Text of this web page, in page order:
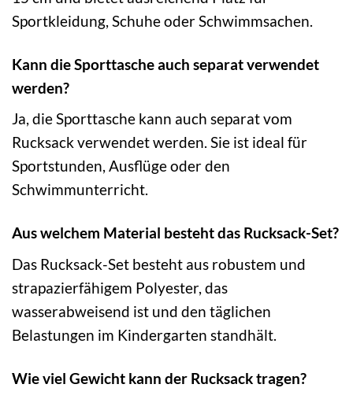
Sportkleidung, Schuhe oder Schwimmsachen.
Kann die Sporttasche auch separat verwendet
werden?
Ja, die Sporttasche kann auch separat vom
Rucksack verwendet werden. Sie ist ideal für
Sportstunden, Ausflüge oder den
Schwimmunterricht.
Aus welchem Material besteht das Rucksack-Set?
Das Rucksack-Set besteht aus robustem und
strapazierfähigem Polyester, das
wasserabweisend ist und den täglichen
Belastungen im Kindergarten standhält.
Wie viel Gewicht kann der Rucksack tragen?